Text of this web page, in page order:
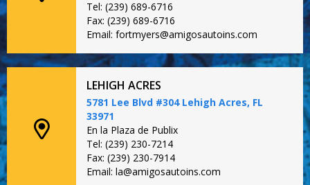
Tel: (239) 689-6716
Fax: (239) 689-6716
Email: fortmyers@amigosautoins.com
LEHIGH ACRES
5781 Lee Blvd #304 Lehigh Acres, FL
33971
En la Plaza de Publix
Tel: (239) 230-7214
Fax: (239) 230-7914
Email: la@amigosautoins.com